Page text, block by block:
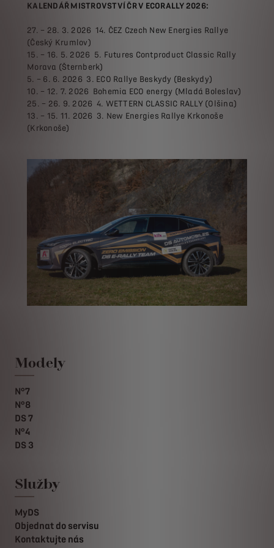
KALENDÁŘ MISTROVSTVÍ ČR V ECORALLY 2026:
27. – 28. 3. 2026 14. ČEZ Czech New Energies Rallye
(Český Krumlov)
15. – 16. 5. 2026 5. Futures Contproduct Classic Rally
Morava (Šternberk)
5. – 6. 6. 2026 3. ECO Rallye Beskydy (Beskydy)
10. – 12. 7. 2026 Bohemia ECO energy (Mladá Boleslav)
25. – 26. 9. 2026 4. WETTERN CLASSIC RALLY (Olšina)
13. – 15. 11. 2026 3. New Energies Rallye Krkonoše
(Krkonoše)
Modely
N°7
N°8
DS 7
N°4
DS 3
Služby
MyDS
Objednat do servisu
Kontaktujte nás